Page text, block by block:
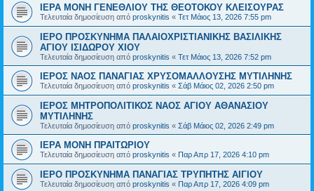
ΙΕΡΑ ΜΟΝΗ ΓΕΝΕΘΛΙΟΥ ΤΗΣ ΘΕΟΤΟΚΟΥ ΚΛΕΙΣΟΥΡΑΣ
Τελευταία δημοσίευση από proskynitis « Τετ Μάιος 13, 2026 7:55 pm
ΙΕΡΟ ΠΡΟΣΚΥΝΗΜΑ ΠΑΛΑΙΟΧΡΙΣΤΙΑΝΙΚΗΣ ΒΑΣΙΛΙΚΗΣ
ΑΓΙΟΥ ΙΣΙΔΩΡΟΥ ΧΙΟΥ
Τελευταία δημοσίευση από proskynitis « Τετ Μάιος 13, 2026 7:52 pm
ΙΕΡΟΣ ΝΑΟΣ ΠΑΝΑΓΙΑΣ ΧΡΥΣΟΜΑΛΛΟΥΣΗΣ ΜΥΤΙΛΗΝΗΣ
Τελευταία δημοσίευση από proskynitis « Σάβ Μάιος 02, 2026 2:50 pm
ΙΕΡΟΣ ΜΗΤΡΟΠΟΛΙΤΙΚΟΣ ΝΑΟΣ ΑΓΙΟΥ ΑΘΑΝΑΣΙΟΥ
ΜΥΤΙΛΗΝΗΣ
Τελευταία δημοσίευση από proskynitis « Σάβ Μάιος 02, 2026 2:49 pm
ΙΕΡΑ ΜΟΝΗ ΠΡΑΙΤΩΡΙΟΥ
Τελευταία δημοσίευση από proskynitis « Παρ Απρ 17, 2026 4:10 pm
ΙΕΡΟ ΠΡΟΣΚΥΝΗΜΑ ΠΑΝΑΓΙΑΣ ΤΡΥΠΗΤΗΣ ΑΙΓΙΟΥ
Τελευταία δημοσίευση από proskynitis « Παρ Απρ 17, 2026 4:09 pm